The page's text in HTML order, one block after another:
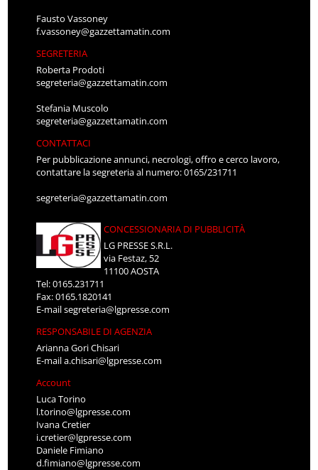
Fausto Vassoney
f.vassoney@gazzettamatin.com
SEGRETERIA
Roberta Prodoti
segreteria@gazzettamatin.com
Stefania Muscolo
segreteria@gazzettamatin.com
CONTATTACI
Per pubblicazione annunci, necrologi, offro e cerco lavoro,
contattare la segreteria al numero: 0165/231711
segreteria@gazzettamatin.com
CONCESSIONARIA DI PUBBLICITÀ
LG PRESSE S.R.L.
via Festaz, 52
11100 AOSTA
Tel: 0165.231711
Fax: 0165.1820141
E-mailsegreteria@lgpresse.com
RESPONSABILE DI AGENZIA
Arianna Gori Chisari
E-maila.chisari@lgpresse.com
Account
Luca Torino
l.torino@lgpresse.com
Ivana Cretier
i.cretier@lgpresse.com
Daniele Fimiano
d.fimiano@lgpresse.com